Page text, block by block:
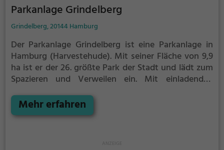
Parkanlage Grindelberg
Grindelberg, 20144 Hamburg
Der Parkanlage Grindelberg ist eine Parkanlage in
Hamburg (Harvestehude). Mit seiner Fläche von 9,9
ha ist er der 26. größte Park der Stadt und lädt zum
Spazieren und Verweilen ein. Mit einladenden
Parkanlage Grindelberg zahlreiche Möglichkeiten zur
Entspannung.
Mehr erfahren